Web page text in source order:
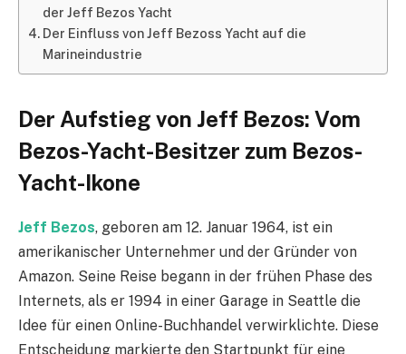
der Jeff Bezos Yacht
Der Einfluss von Jeff Bezoss Yacht auf die
Marineindustrie
Der Aufstieg von Jeff Bezos: Vom
Bezos-Yacht-Besitzer zum Bezos-
Yacht-Ikone
Jeff Bezos, geboren am 12. Januar 1964, ist ein
amerikanischer Unternehmer und der Gründer von
Amazon. Seine Reise begann in der frühen Phase des
Internets, als er 1994 in einer Garage in Seattle die
Idee für einen Online-Buchhandel verwirklichte. Diese
Entscheidung markierte den Startpunkt für eine